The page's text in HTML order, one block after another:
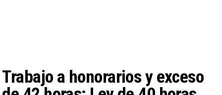
Trabajo a honorarios y exceso